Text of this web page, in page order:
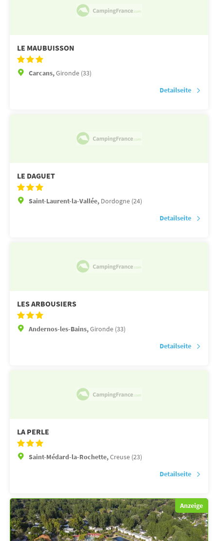
LE MAUBUISSON
Carcans,Gironde (33)
Detailseite
LE DAGUET
Saint-Laurent-la-Vallée, Dordogne (24)
Detailseite
LES ARBOUSIERS
Andernos-les-Bains,Gironde (33)
Detailseite
LA PERLE
Saint-Médard-la-Rochette,Creuse (23)
Detailseite
Anzeige